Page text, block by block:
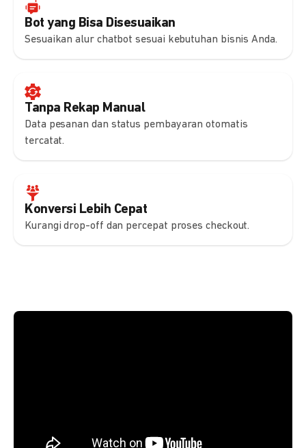
Bot yang Bisa Disesuaikan
Sesuaikan alur chatbot sesuai kebutuhan bisnis Anda.
Tanpa Rekap Manual
Data pesanan dan status pembayaran otomatis
tercatat.
Konversi Lebih Cepat
Kurangi drop-off dan percepat proses checkout.